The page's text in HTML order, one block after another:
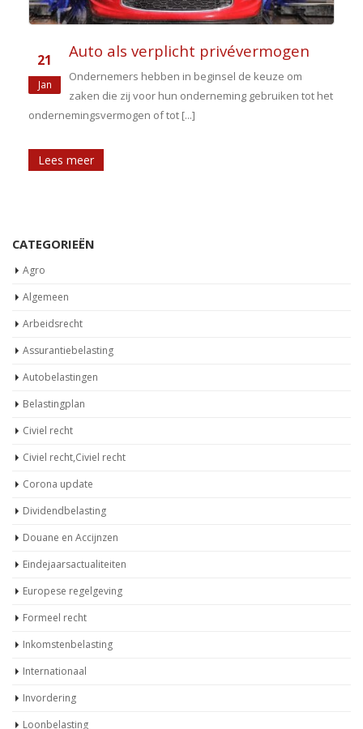
21
Jan
Auto als verplicht privévermogen
Ondernemers hebben in beginsel de keuze om
zaken die zij voor hun onderneming gebruiken tot het
ondernemingsvermogen of tot [...]
Lees meer
CATEGORIEËN
Agro
Algemeen
Arbeidsrecht
Assurantiebelasting
Autobelastingen
Belastingplan
Civiel recht
Civiel recht,Civiel recht
Corona update
Dividendbelasting
Douane en Accijnzen
Eindejaarsactualiteiten
Europese regelgeving
Formeel recht
Inkomstenbelasting
Internationaal
Invordering
Loonbelasting